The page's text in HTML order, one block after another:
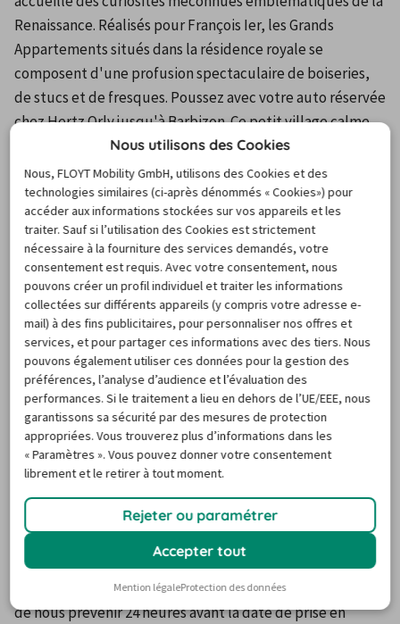
Renaissance. Réalisés pour François Ier, les Grands
Appartements situés dans la résidence royale se
composent d'une profusion spectaculaire de boiseries,
de stucs et de fresques. Poussez avec votre auto réservée
chez Hertz Orly jusqu'à Barbizon. Ce petit village calme
offre des parcours intéressants dans la campagne
environnante sur les traces des plus grands peintres
impressionnistes.
Votre réservation à Orly Hertz au
meilleur prix avec CARIGAMI
Notre site CARIGAMI compare en temps réel les offres de
la très grande majorité des acteurs du secteur,
internationaux comme locaux, pour vous aider à trouver
votre location vehicule Hertz Orly. Cette exhaustivité
vous assure un choix complet d'autos et d'options
disponibles aux dates de voyage saisies. Elle se double de
tarifs très compétitifs, grâce aux partenariats que nous
Ces économies substantielles réalisées sur la réservation
d'une auto chez Hertz Orly s'accompagnent d'un service-
client de haute qualité. En cas d'imprévu, vous pouvez
annuler sans aucun frais votre commande, sous réserve
de nous prévenir 24 heures avant la date de prise en
Nous utilisons des Cookies
Nous, FLOYT Mobility GmbH, utilisons des Cookies et des
technologies similaires (ci-après dénommés « Cookies») pour
accéder aux informations stockées sur vos appareils et les
traiter. Sauf si l’utilisation des Cookies est strictement
nécessaire à la fourniture des services demandés, votre
consentement est requis. Avec votre consentement, nous
pouvons créer un profil individuel et traiter les informations
collectées sur différents appareils (y compris votre adresse e-
mail) à des fins publicitaires, pour personnaliser nos offres et
services, et pour partager ces informations avec des tiers. Nous
pouvons également utiliser ces données pour la gestion des
préférences, l’analyse d’audience et l’évaluation des
performances. Si le traitement a lieu en dehors de l’UE/EEE, nous
garantissons sa sécurité par des mesures de protection
appropriées. Vous trouverez plus d’informations dans les
« Paramètres ». Vous pouvez donner votre consentement
librement et le retirer à tout moment.
Rejeter ou paramétrer
Accepter tout
Mention légaleProtection des données